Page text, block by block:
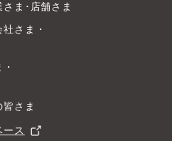
ま･店舗さま
さま・
さま
ース